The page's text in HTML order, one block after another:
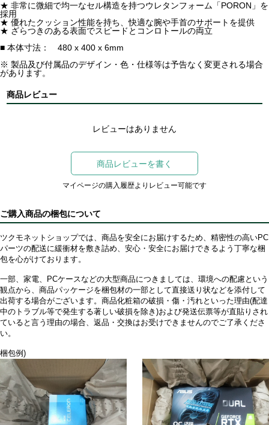
★ 非常に微細で均一なセル構造を持つウレタンフォーム「PORON」を
採用
★ 優れたクッション性能を持ち、快適な腕や手首のサポートを提供
★ ざらつきのある表面でスピードとコンロトールの両立
■ 本体寸法： 480 x 400 x 6mm
※ 製品及び付属品のデザイン・色・仕様等は予告なく変更される場合
があります。
商品レビュー
レビューはありません
商品レビューを書く
マイページの購入履歴よりレビュー可能です
ご購入商品の梱包について
ツクモネットショップでは、商品を安全にお届けするため、精密性の高いPC
パーツの配送に緩衝材を敷き詰め、安心・安全にお届けできるよう丁寧な梱
包を心がけております。
一部、家電、PCケースなどの大型商品につきましては、環境への配慮という
観点から、商品パッケージを梱包材の一部として直接送り状などを添付して
出荷する場合がございます。商品化粧箱の破損・傷・汚れといった理由(配達
中のトラブル等で発生する著しい破損を除き)および発送伝票等が直貼りされ
ていると言う理由の場合、返品・交換はお受けできませんのでご了承くださ
い。
梱包例)